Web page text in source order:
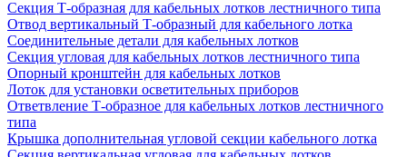
Секция Т-образная для кабельных лотков лестничного типа
Отвод вертикальный Т-образный для кабельного лотка
Соединительные детали для кабельных лотков
Секция угловая для кабельных лотков лестничного типа
Опорный кронштейн для кабельных лотков
Лоток для установки осветительных приборов
Ответвление Т-образное для кабельных лотков лестничного
типа
Крышка дополнительная угловой секции кабельного лотка